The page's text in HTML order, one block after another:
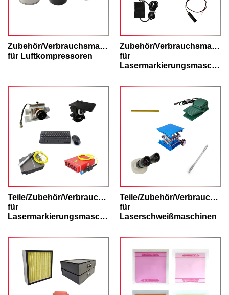
Zubehör/Verbrauchsmaterialien
für Luftkompressoren
Zubehör/
für
Lasermarkierungsmaschinen
Teile/Zubehör/Verbrauchsmaterialien
für
Lasermarkierungsmaschinen
Teile/Zubehör/
für
Laserschweißmaschinen